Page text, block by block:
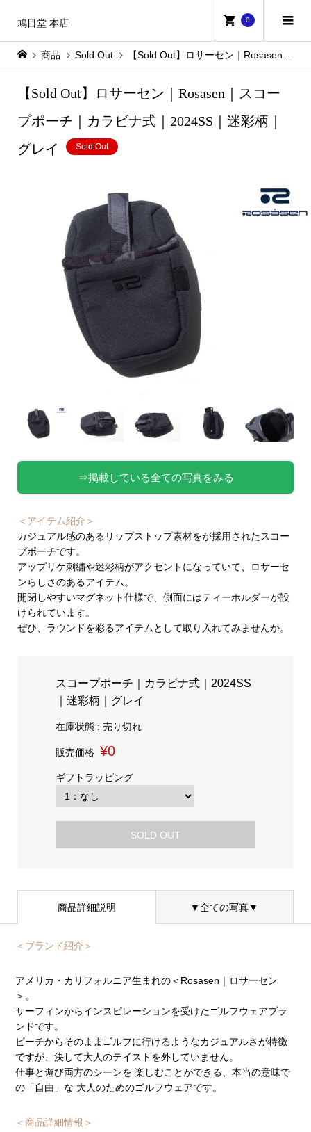
鳩目堂 本店 0
商品 Sold Out 【Sold Out】ロサーセン｜Rosasen｜スコープポーチ｜カラビナ式｜2024SS｜迷彩柄｜グレイ
【Sold Out】ロサーセン｜Rosasen｜スコー
プポーチ｜カラビナ式｜2024SS｜迷彩柄｜
グレイ
Sold Out
⇒掲載している全ての写真をみる
＜アイテム紹介＞
カジュアル感のあるリップストップ素材をが採用されたスコー
プポーチです。
アップリケ刺繍や迷彩柄がアクセントになっていて、ロサーセ
ンらしさのあるアイテム。
開閉しやすいマグネット仕様で、側面にはティーホルダーが設
けられています。
ぜひ、ラウンドを彩るアイテムとして取り入れてみませんか。
スコープポーチ｜カラビナ式｜2024SS
｜迷彩柄｜グレイ
在庫状態 : 売り切れ
販売価格 ¥0
ギフトラッピング
SOLD OUT
商品詳細説明 ▼全ての写真▼
＜ブランド紹介＞
アメリカ・カリフォルニア生まれの＜Rosasen｜ロサーセン
＞。
サーフィンからインスピレーションを受けたゴルフウェアブラ
ンドです。
ビーチからそのままゴルフに行けるようなカジュアルさが特徴
ですが、決して大人のテイストを外していません。
仕事と遊び両方のシーンを 楽しむことができる、本当の意味で
の「自由」な 大人のためのゴルフウェアです。
＜商品詳細情報＞